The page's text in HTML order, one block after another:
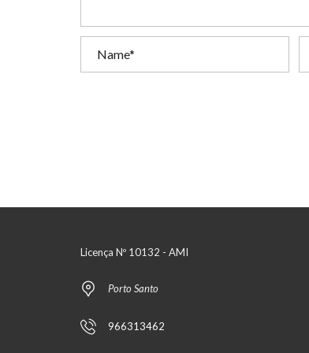
Licença Nº 10132 - AMI
Porto Santo
966313462